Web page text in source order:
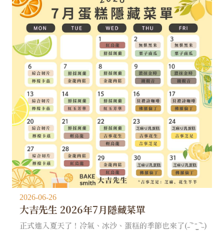
2026-06-26
大吉先生 2026年7月隱藏菜單
正式進入夏天了！冷氣、冰沙、蛋糕的季節也來了(˶‾᷄ ⁻̫ ‾᷅˵)